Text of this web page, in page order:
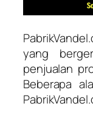
yang
penjualan
Beberapa